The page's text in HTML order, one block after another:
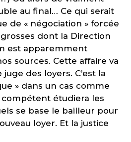
au final… Ce qui serait
de « négociation » forcée
dont la Direction
est apparemment
sources. Cette affaire va
des loyers. C’est la
» dans un cas comme
étudiera les
se base le bailleur pour
loyer. Et la justice